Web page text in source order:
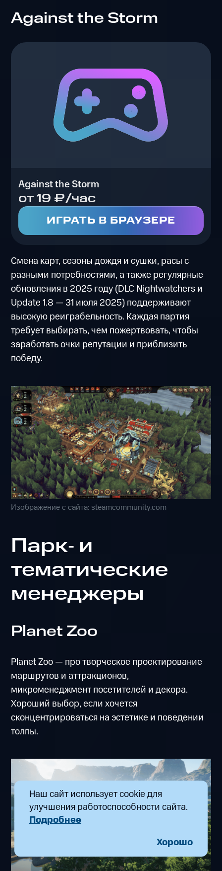
Наш сайт использует cookie для
улучшения работоспособности сайта.
Подробнее
Хорошо
Against the Storm
Against the Storm
от 19 ₽/час
ИГРАТЬ В БРАУЗЕРЕ
Смена карт, сезоны дождя и сушки, расы с
разными потребностями, а также регулярные
обновления в 2025 году (DLC Nightwatchers и
Update 1.8 — 31 июля 2025) поддерживают
высокую реиграбельность. Каждая партия
требует выбирать, чем пожертвовать, чтобы
заработать очки репутации и приблизить
победу.
Изображение с сайта: steamcommunity.com
Парк‑ и
тематические
менеджеры
Planet Zoo
Planet Zoo — про творческое проектирование
маршрутов и аттракционов,
микроменеджмент посетителей и декора.
Хороший выбор, если хочется
сконцентрироваться на эстетике и поведении
толпы.